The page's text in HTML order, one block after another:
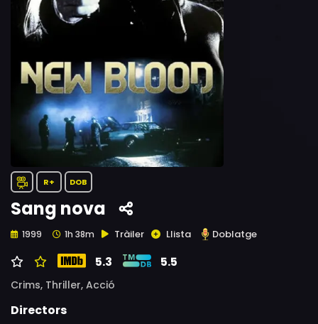
R+ DOB
Sang nova
1999 1h 38m Tràiler Llista Doblatge
5.3 5.5
Crims, Thriller, Acció
Directors